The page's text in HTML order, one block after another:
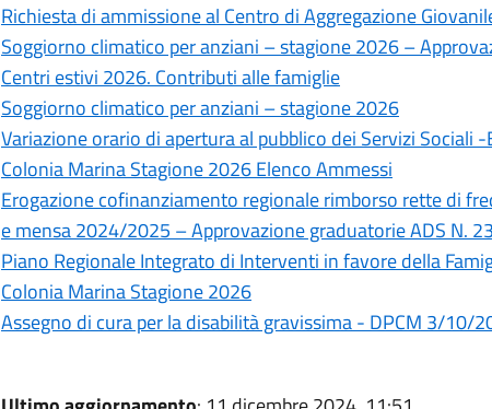
Richiesta di ammissione al Centro di Aggregazione Giovanile
Soggiorno climatico per anziani – stagione 2026 –
Centri estivi 2026. Contributi alle famiglie
Soggiorno climatico per anziani – stagione 2026
Variazione orario di apertura al pubblico dei Servizi Sociali -
Colonia Marina Stagione 2026 Elenco Ammessi
Erogazione cofinanziamento regionale rimborso rette di
e mensa 2024/2025 – Approvazione graduatorie ADS N. 23
Piano Regionale Integrato di Interventi in favore della
Colonia Marina Stagione 2026
Assegno di cura per la disabilità gravissima - DPCM 3/10/